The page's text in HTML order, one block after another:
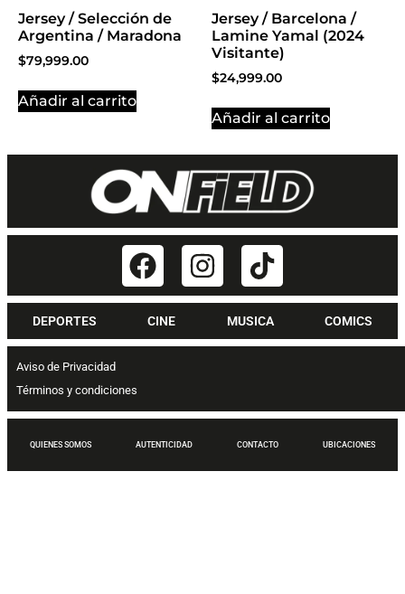
Jersey / Selección de
Argentina / Maradona
$79,999.00
Añadir al carrito
Jersey / Barcelona /
Lamine Yamal (2024
Visitante)
$24,999.00
Añadir al carrito
DEPORTES CINE MUSICA COMICS
Aviso de Privacidad
Términos y condiciones
QUIENES SOMOS AUTENTICIDAD CONTACTO UBICACIONES